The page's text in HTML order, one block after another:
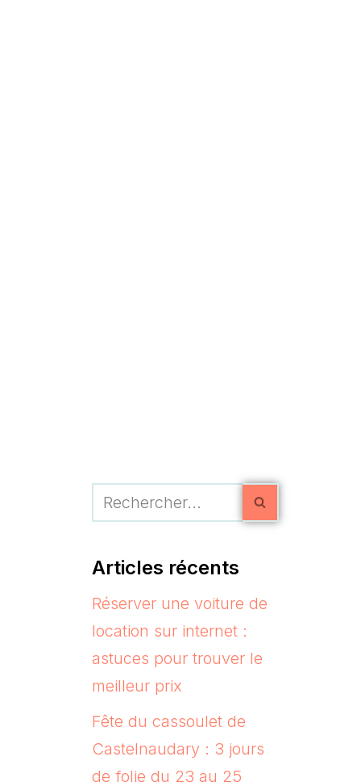
Articles récents
Réserver une voiture de
location sur internet :
astuces pour trouver le
meilleur prix
Fête du cassoulet de
Castelnaudary : 3 jours
de folie du 23 au 25